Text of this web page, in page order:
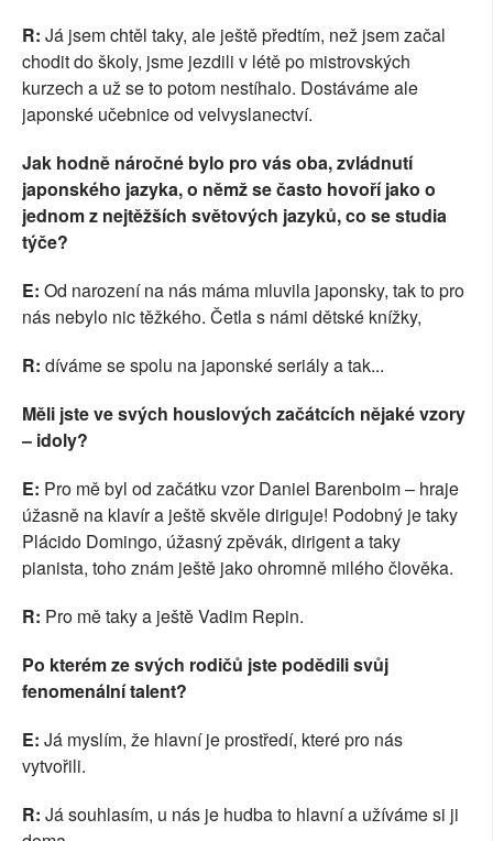
R: Já jsem chtěl taky, ale ještě předtím, než jsem začal
chodit do školy, jsme jezdili v létě po mistrovských
kurzech a už se to potom nestíhalo. Dostáváme ale
japonské učebnice od velvyslanectví.
Jak hodně náročné bylo pro vás oba, zvládnutí
japonského jazyka, o němž se často hovoří jako o
jednom z nejtěžších světových jazyků, co se studia
týče?
E: Od narození na nás máma mluvila japonsky, tak to pro
nás nebylo nic těžkého. Četla s námi dětské knížky,
R: díváme se spolu na japonské seriály a tak...
Měli jste ve svých houslových začátcích nějaké vzory
– idoly?
E: Pro mě byl od začátku vzor Daniel Barenboim – hraje
úžasně na klavír a ještě skvěle diriguje! Podobný je taky
Plácido Domingo, úžasný zpěvák, dirigent a taky
pianista, toho znám ještě jako ohromně milého člověka.
R: Pro mě taky a ještě Vadim Repin.
Po kterém ze svých rodičů jste podědili svůj
fenomenální talent?
E: Já myslím, že hlavní je prostředí, které pro nás
vytvořili.
R: Já souhlasím, u nás je hudba to hlavní a užíváme si ji